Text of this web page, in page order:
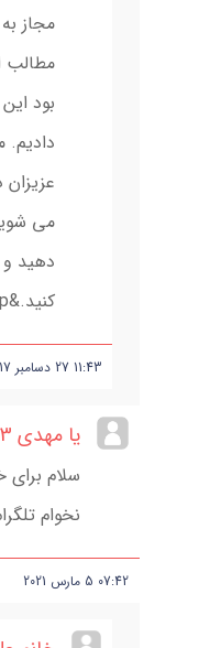
مجاز
مطالب
بود
دادیم.
می
دهید
کنید.&nbsp;</p> <p>موفق باشید.</p>
11:43
27 دسامبر
یا مهدی 313 (کاربر مهمان)
سلام برای
نخوام
07:42
5 مارس 2021